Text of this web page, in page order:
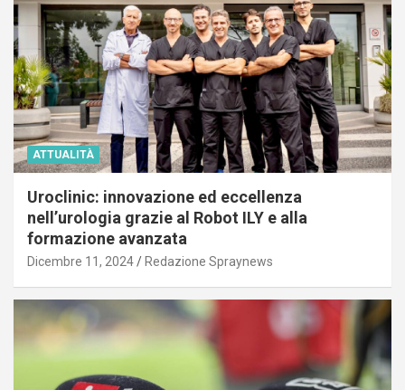
ATTUALITÀ
Uroclinic: innovazione ed eccellenza
nell’urologia grazie al Robot ILY e alla
formazione avanzata
Dicembre 11, 2024 Redazione Spraynews